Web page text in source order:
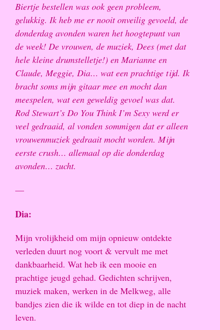
Biertje bestellen was ook geen probleem,
gelukkig. Ik heb me er nooit onveilig gevoeld, de
donderdag avonden waren het hoogtepunt van
de week! De vrouwen, de muziek, Dees (met dat
hele kleine drumstelletje!) en Marianne en
Claude, Meggie, Dia… wat een prachtige tijd. Ik
bracht soms mijn gitaar mee en mocht dan
meespelen, wat een geweldig gevoel was dat.
Rod Stewart’s Do You Think I’m Sexy werd er
veel gedraaid, al vonden sommigen dat er alleen
vrouwenmuziek gedraait mocht worden. Mijn
eerste crush… allemaal op die donderdag
avonden… zucht.
—
Dia:
Mijn vrolijkheid om mijn opnieuw ontdekte
verleden duurt nog voort & vervult me met
dankbaarheid. Wat heb ik een mooie en
prachtige jeugd gehad. Gedichten schrijven,
muziek maken, werken in de Melkweg, alle
bandjes zien die ik wilde en tot diep in de nacht
leven.